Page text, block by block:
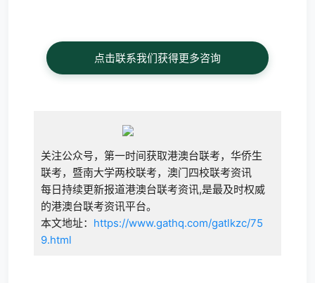
点击联系我们获得更多咨询
关注公众号，第一时间获取港澳台联考，华侨生
联考，暨南大学两校联考，澳门四校联考资讯
每日持续更新报道港澳台联考资讯,是最及时权威
的港澳台联考资讯平台。
本文地址： https://www.gathq.com/gatlkzc/75
9.html